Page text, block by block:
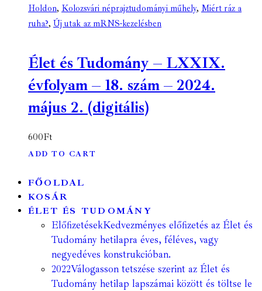
Holdon, Kolozsvári néprajztudományi műhely, Miért ráz a
ruha?, Új utak az mRNS-kezelésben
Élet és Tudomány – LXXIX.
évfolyam – 18. szám – 2024.
május 2. (digitális)
600Ft
ADD TO CART
FŐOLDAL
KOSÁR
ÉLET ÉS TUDOMÁNY
ElőfizetésekKedvezményes előfizetés az Élet és
Tudomány hetilapra éves, féléves, vagy
negyedéves konstrukcióban.
2022Válogasson tetszése szerint az Élet és
Tudomány hetilap lapszámai között és töltse le